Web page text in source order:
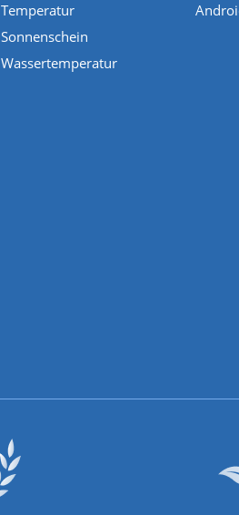
Temperatur
Sonnenschein
Wassertemperatur